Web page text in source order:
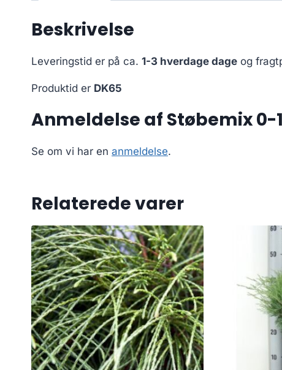
Beskrivelse
Leveringstid er på ca. 1-3 hverdage dage og
Produktid er DK65
Anmeldelse af Støbemix 0-
Se om vi har en anmeldelse.
Relaterede varer